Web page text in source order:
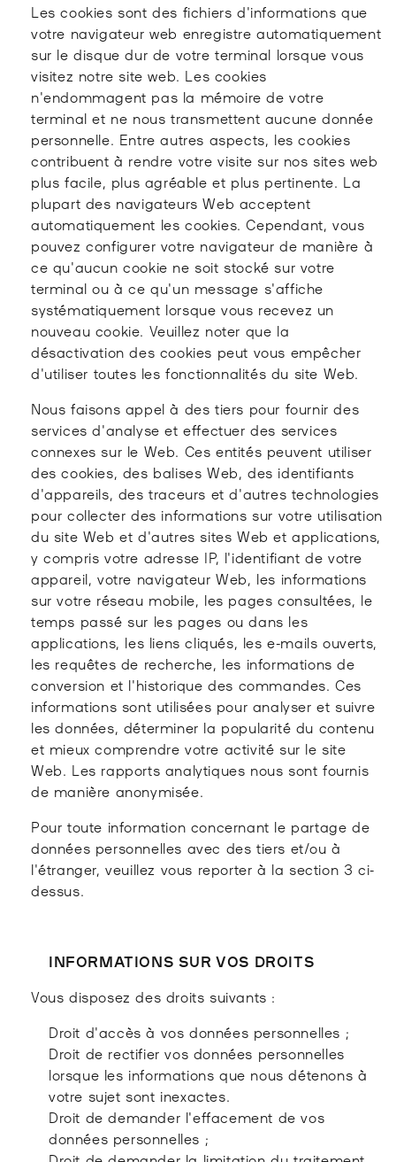
Les cookies sont des fichiers d'informations que
votre navigateur web enregistre automatiquement
sur le disque dur de votre terminal lorsque vous
visitez notre site web. Les cookies
n'endommagent pas la mémoire de votre
terminal et ne nous transmettent aucune donnée
personnelle. Entre autres aspects, les cookies
contribuent à rendre votre visite sur nos sites web
plus facile, plus agréable et plus pertinente. La
plupart des navigateurs Web acceptent
automatiquement les cookies. Cependant, vous
pouvez configurer votre navigateur de manière à
ce qu'aucun cookie ne soit stocké sur votre
terminal ou à ce qu'un message s'affiche
systématiquement lorsque vous recevez un
nouveau cookie. Veuillez noter que la
désactivation des cookies peut vous empêcher
d'utiliser toutes les fonctionnalités du site Web.
Nous faisons appel à des tiers pour fournir des
services d'analyse et effectuer des services
connexes sur le Web. Ces entités peuvent utiliser
des cookies, des balises Web, des identifiants
d'appareils, des traceurs et d'autres technologies
pour collecter des informations sur votre utilisation
du site Web et d'autres sites Web et applications,
y compris votre adresse IP, l'identifiant de votre
appareil, votre navigateur Web, les informations
sur votre réseau mobile, les pages consultées, le
temps passé sur les pages ou dans les
applications, les liens cliqués, les e-mails ouverts,
les requêtes de recherche, les informations de
conversion et l'historique des commandes. Ces
informations sont utilisées pour analyser et suivre
les données, déterminer la popularité du contenu
et mieux comprendre votre activité sur le site
Web. Les rapports analytiques nous sont fournis
de manière anonymisée.
Pour toute information concernant le partage de
données personnelles avec des tiers et/ou à
l'étranger, veuillez vous reporter à la section 3 ci-
dessus.
INFORMATIONS SUR VOS DROITS
Vous disposez des droits suivants :
Droit d'accès à vos données personnelles ;
Droit de rectifier vos données personnelles
lorsque les informations que nous détenons à
votre sujet sont inexactes.
Droit de demander l'effacement de vos
données personnelles ;